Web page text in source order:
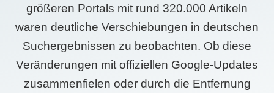
größeren Portals mit rund 320.000 Artikeln
waren deutliche Verschiebungen in deutschen
Suchergebnissen zu beobachten. Ob diese
Veränderungen mit offiziellen Google-Updates
zusammenfielen oder durch die Entfernung